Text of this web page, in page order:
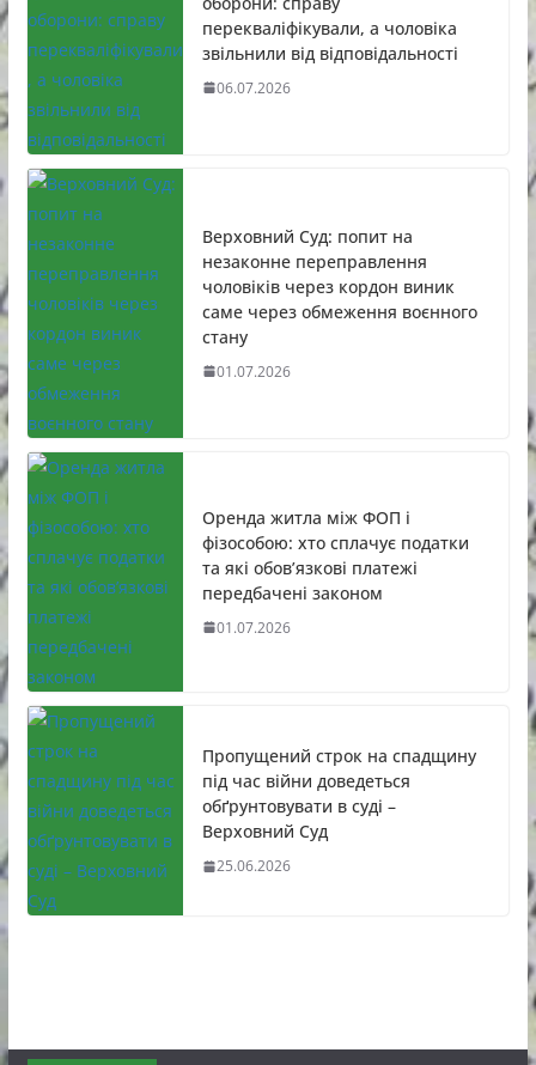
перекваліфікували, а чоловіка
звільнили від відповідальності
06.07.2026
Верховний Суд: попит на
незаконне переправлення
чоловіків через кордон виник
саме через обмеження воєнного
стану
01.07.2026
Оренда житла між ФОП і
фізособою: хто сплачує податки
та які обов’язкові платежі
передбачені законом
01.07.2026
Пропущений строк на спадщину
під час війни доведеться
обґрунтовувати в суді –
Верховний Суд
25.06.2026